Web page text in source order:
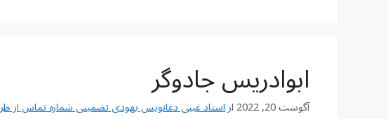
ابوادریس جادوگر
آگوست 20, 2022 ازاستاد غیبی دعانویس یهودی تضمینی شماره تماس از طریق واتس